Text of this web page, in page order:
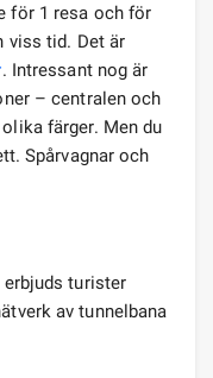
för 1 resa och för
viss tid. Det är
. Intressant nog är
– centralen och
färger. Men du
Spårvagnar och
turister
av tunnelbana